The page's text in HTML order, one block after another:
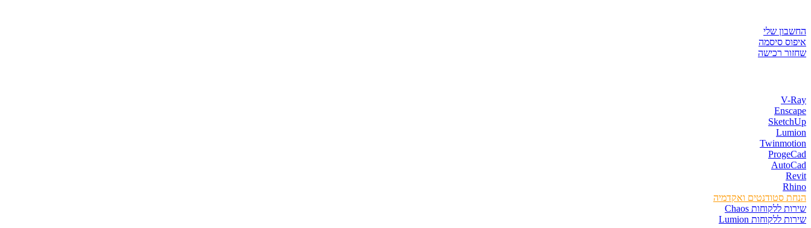
החשבון שלי
איפוס סיסמה
שחזור רכישה
V-Ray
Enscape
SketchUp
Lumion
Twinmotion
ProgeCad
AutoCad
Revit
Rhino
הנחת סטודנטים ואקדמיה
שירות ללקוחות Chaos
שירות ללקוחות Lumion